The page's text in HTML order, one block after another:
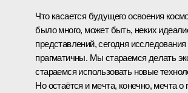
Что касается будущего освоения
было много, может быть, неких
представлений, сегодня
прагматичны. Мы стараемся делать
стараемся использовать новые
Но остаётся и мечта, конечно, мечта о